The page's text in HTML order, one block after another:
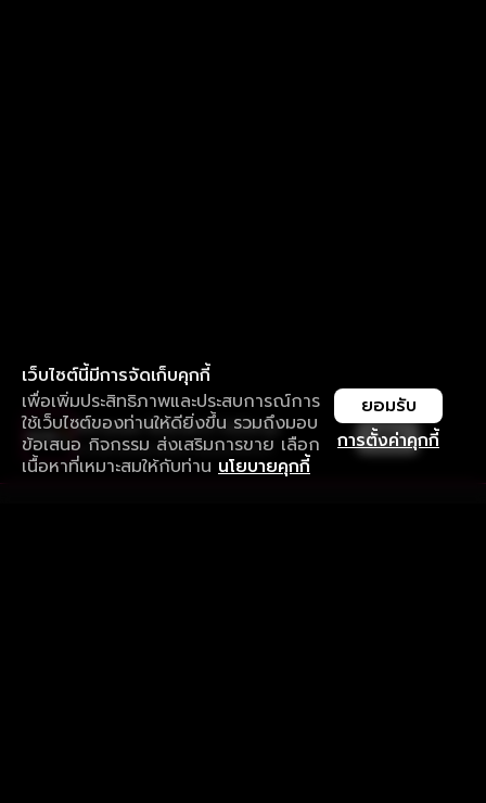
เว็บไซต์นี้มีการจัดเก็บคุกกี้
เพื่อเพิ่มประสิทธิภาพและประสบการณ์การ
ใช้เว็บไซต์ของท่านให้ดียิ่งขึ้น รวมถึงมอบ
ข้อเสนอ กิจกรรม ส่งเสริมการขาย เลือก
เนื้อหาที่เหมาะสมให้กับท่าน นโยบายคุกกี้
การตั้งค่าคุกกี้
ยอมรับ
ใช้งานแอป ลื่นไหลกว่า ไม่มีสะดุด
ดาวน์โหลดแอปเพื่อการรับชมที่ดีกว่า เปิด